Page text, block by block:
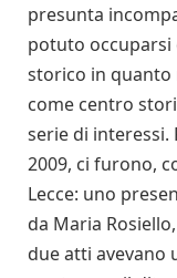
presunta
potuto occuparsi
storico in quanto
come centro
serie di interessi.
2009, ci furono,
Lecce: uno
da Maria
due atti avevano